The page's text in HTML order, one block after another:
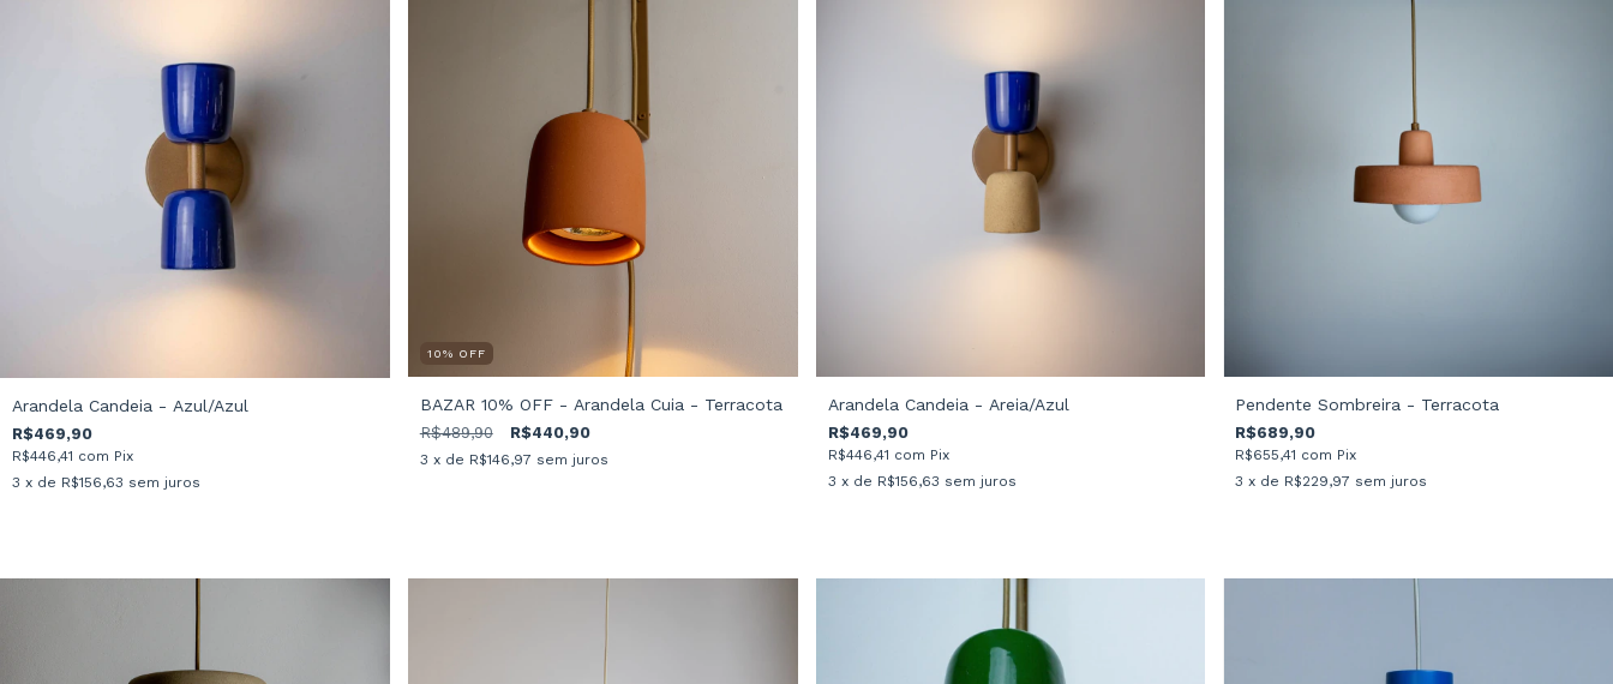
Arandela Candeia - Azul/Azul
R$469,90
R$446,41 com Pix
3 x de R$156,63 sem juros
10% OFF
BAZAR 10% OFF - Arandela Cuia - Terracota
R$489,90 R$440,90
3 x de R$146,97 sem juros
Arandela Candeia - Areia/Azul
R$469,90
R$446,41 com Pix
3 x de R$156,63 sem juros
Pendente Sombreira - Terracota
R$689,90
R$655,41 com Pix
3 x de R$229,97 sem juros